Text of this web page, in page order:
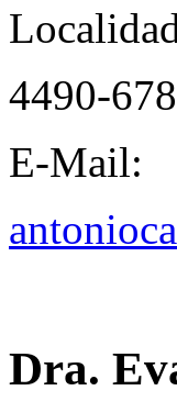
4490-
E-Mail:
Dra.